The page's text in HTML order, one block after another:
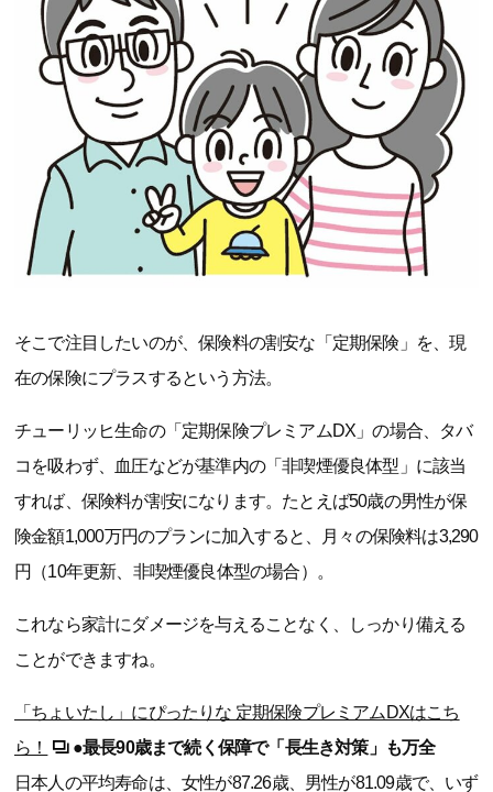
そこで注目したいのが、保険料の割安な「定期保険」を、現
在の保険にプラスするという方法。
チューリッヒ生命の「定期保険プレミアムDX」の場合、タバ
コを吸わず、血圧などが基準内の「非喫煙優良体型」に該当
すれば、保険料が割安になります。たとえば50歳の男性が保
険金額1,000万円のプランに加入すると、月々の保険料は3,290
円（10年更新、非喫煙優良体型の場合）。
これなら家計にダメージを与えることなく、しっかり備える
ことができますね。
「ちょいたし」にぴったりな 定期保険プレミアムDXはこち
ら！
●最長90歳まで続く保障で「長生き対策」も万全
日本人の平均寿命は、女性が87.26歳、男性が81.09歳で、いず